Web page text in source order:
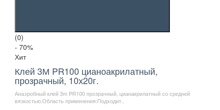
(0)
- 70%
Хит
Клей 3М PR100 цианоакрилатный,
прозрачный, 10х20г.
Анаэробный клей 3m PR100 прозрачный, цианакрилатный со средней
вязкостью.Область применения:Подходит..